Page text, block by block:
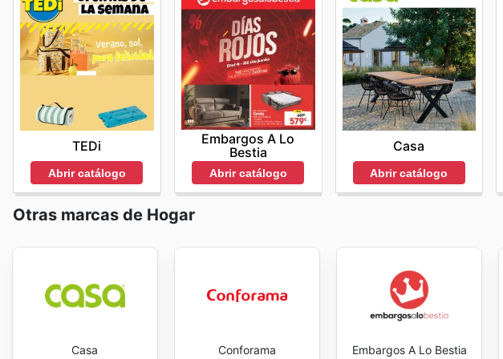
regularmente losH&M home flyersy elH&M home adpermite descubrir
limitado que se actualizan semanalmente, facilitando la planificación de
hogar. Aprovechar las
H&M home dealsy las H&M home sales this week
inteligente, donde la calidad y el diseño van de la mano con el ahorro. Visit
best deals and start saving now.
productos, las promociones y las opciones de envío pueden variar según su
ello, para aprovechar al máximo las ventajas de comprar en línea con H&M
su sitio web oficial o ponerse en contacto con su equipo de atención al
resolver cualquier duda.
TEDi
Abrir catálogo
Embargos A Lo
Bestia
Abrir catálogo
Casa
Abrir catálogo
Otras marcas de Hogar
Casa Conforama Embargos A Lo Bestia